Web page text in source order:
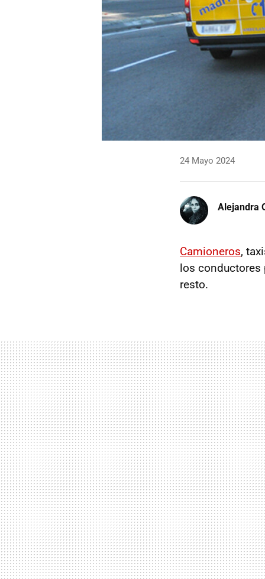
24 Mayo 2024
Alejandra
Camioneros,
los conductores
resto.